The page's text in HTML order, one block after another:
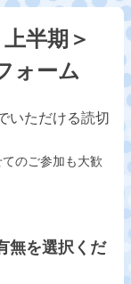
半期＞
ォーム
いただける読切
のご参加も大歓
無を選択くだ